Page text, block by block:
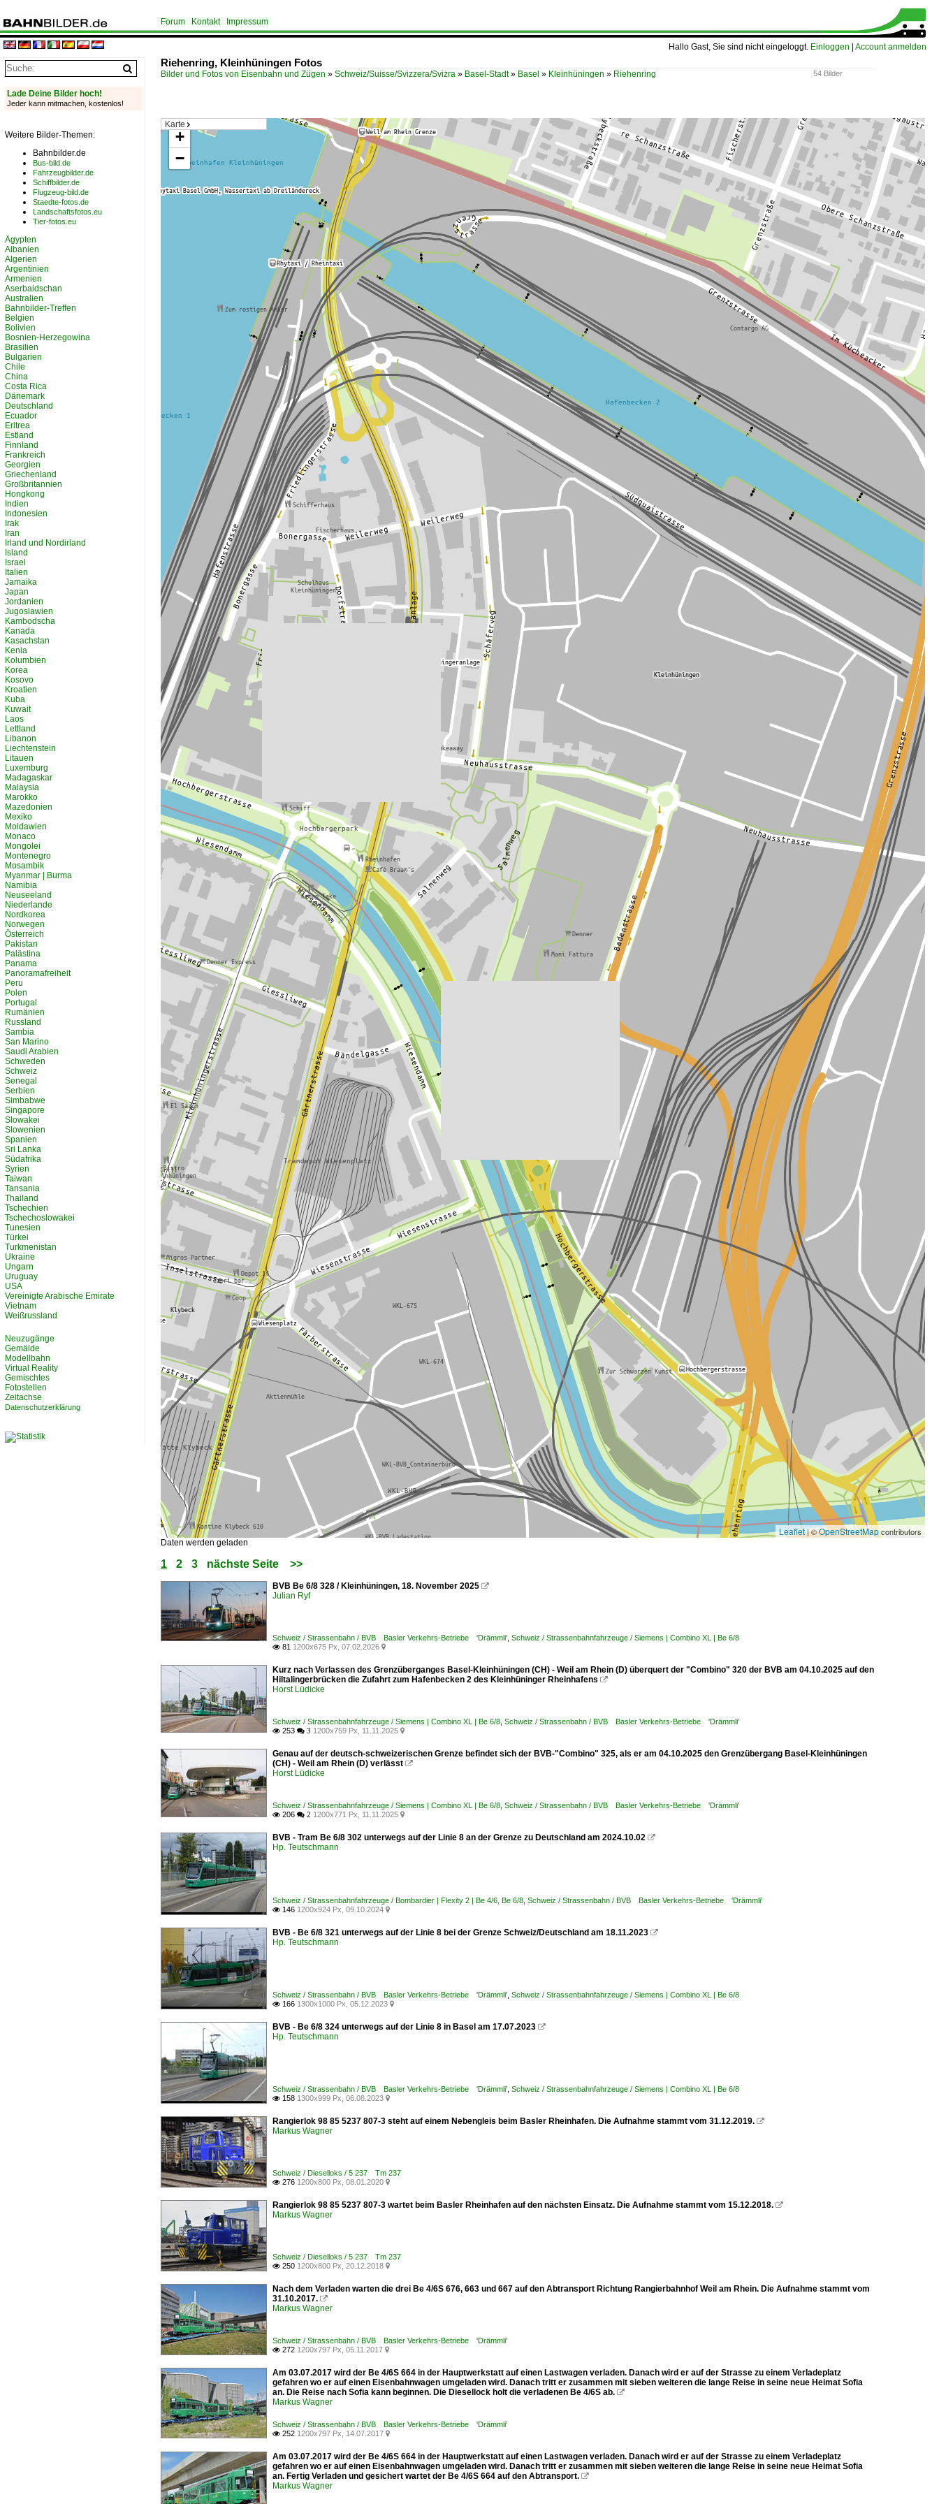
Hallo Gast, Sie sind nicht eingeloggt. Einloggen Account anmelden
Forum Kontakt Impressum
Riehenring, Kleinhüningen Fotos
54 Bilder
Bilder und Fotos von Eisenbahn und Zügen » Schweiz/Suisse/Svizzera/Svizra » Basel-Stadt» Basel » Kleinhüningen » Riehenring
Karte
+
−
Leaflet| ©OpenStreetMapcontributors
Daten werden geladen
1 2 3 nächste Seite >>
BVB Be 6/8 328 / Kleinhüningen, 18. November 2025 
Julian Ryf
Schweiz / Strassenbahn / BVB Basler Verkehrs-Betriebe 'Drämmli' Schweiz / Strassenbahnfahrzeuge / Siemens | Combino XL | Be 6/8
 81 1200x675 Px, 07.02.2026 
Kurz nach Verlassen des Grenzüberganges Basel-Kleinhüningen (CH) - Weil am Rhein (D) überquert der "Combino" 320 der BVB am 04.10.2025 auf den
Hiltalingerbrücken die Zufahrt zum Hafenbecken 2 des Kleinhüninger Rheinhafens 
Horst Lüdicke
Schweiz / Strassenbahnfahrzeuge / Siemens | Combino XL | Be 6/8 Schweiz / Strassenbahn / BVB Basler Verkehrs-Betriebe 'Drämmli'
 253  3 1200x759 Px, 11.11.2025 
Genau auf der deutsch-schweizerischen Grenze befindet sich der BVB-"Combino" 325, als er am 04.10.2025 den Grenzübergang Basel-Kleinhüningen
(CH) - Weil am Rhein (D) verlässt 
Horst Lüdicke
Schweiz / Strassenbahnfahrzeuge / Siemens | Combino XL | Be 6/8 Schweiz / Strassenbahn / BVB Basler Verkehrs-Betriebe 'Drämmli'
 206  2 1200x771 Px, 11.11.2025 
BVB - Tram Be 6/8 302 unterwegs auf der Linie 8 an der Grenze zu Deutschland am 2024.10.02 
Hp. Teutschmann
Schweiz / Strassenbahnfahrzeuge / Bombardier | Flexity 2 | Be 4/6, Be 6/8 Schweiz / Strassenbahn / BVB Basler Verkehrs-Betriebe 'Drämmli'
 146 1200x924 Px, 09.10.2024 
BVB - Be 6/8 321 unterwegs auf der Linie 8 bei der Grenze Schweiz/Deutschland am 18.11.2023 
Hp. Teutschmann
Schweiz / Strassenbahn / BVB Basler Verkehrs-Betriebe 'Drämmli' Schweiz / Strassenbahnfahrzeuge / Siemens | Combino XL | Be 6/8
 166 1300x1000 Px, 05.12.2023 
BVB - Be 6/8 324 unterwegs auf der Linie 8 in Basel am 17.07.2023 
Hp. Teutschmann
Schweiz / Strassenbahn / BVB Basler Verkehrs-Betriebe 'Drämmli' Schweiz / Strassenbahnfahrzeuge / Siemens | Combino XL | Be 6/8
 158 1300x999 Px, 06.08.2023 
Rangierlok 98 85 5237 807-3 steht auf einem Nebengleis beim Basler Rheinhafen. Die Aufnahme stammt vom 31.12.2019. 
Markus Wagner
Schweiz / Dieselloks / 5 237 Tm 237
 276 1200x800 Px, 08.01.2020 
Rangierlok 98 85 5237 807-3 wartet beim Basler Rheinhafen auf den nächsten Einsatz. Die Aufnahme stammt vom 15.12.2018. 
Markus Wagner
Schweiz / Dieselloks / 5 237 Tm 237
 250 1200x800 Px, 20.12.2018 
Nach dem Verladen warten die drei Be 4/6S 676, 663 und 667 auf den Abtransport Richtung Rangierbahnhof Weil am Rhein. Die Aufnahme stammt vom
31.10.2017. 
Markus Wagner
Schweiz / Strassenbahn / BVB Basler Verkehrs-Betriebe 'Drämmli'
 272 1200x797 Px, 05.11.2017 
Am 03.07.2017 wird der Be 4/6S 664 in der Hauptwerkstatt auf einen Lastwagen verladen. Danach wird er auf der Strasse zu einem Verladeplatz
gefahren wo er auf einen Eisenbahnwagen umgeladen wird. Danach tritt er zusammen mit sieben weiteren die lange Reise in seine neue Heimat Sofia
an. Die Reise nach Sofia kann beginnen. Die Diesellock holt die verladenen Be 4/6S ab. 
Markus Wagner
Schweiz / Strassenbahn / BVB Basler Verkehrs-Betriebe 'Drämmli'
 252 1200x797 Px, 14.07.2017 
Am 03.07.2017 wird der Be 4/6S 664 in der Hauptwerkstatt auf einen Lastwagen verladen. Danach wird er auf der Strasse zu einem Verladeplatz
gefahren wo er auf einen Eisenbahnwagen umgeladen wird. Danach tritt er zusammen mit sieben weiteren die lange Reise in seine neue Heimat Sofia
an. Fertig Verladen und gesichert wartet der Be 4/6S 664 auf den Abtransport. 
Markus Wagner
Lade Deine Bilder hoch!
Jeder kann mitmachen, kostenlos!
Weitere Bilder-Themen:
Bahnbilder.de
Bus-bild.de
Fahrzeugbilder.de
Schiffbilder.de
Flugzeug-bild.de
Staedte-fotos.de
Landschaftsfotos.eu
Tier-fotos.eu
Ägypten
Albanien
Algerien
Argentinien
Armenien
Aserbaidschan
Australien
Bahnbilder-Treffen
Belgien
Bolivien
Bosnien-Herzegowina
Brasilien
Bulgarien
Chile
China
Costa Rica
Dänemark
Deutschland
Ecuador
Eritrea
Estland
Finnland
Frankreich
Georgien
Griechenland
Großbritannien
Hongkong
Indien
Indonesien
Irak
Iran
Irland und Nordirland
Island
Israel
Italien
Jamaika
Japan
Jordanien
Jugoslawien
Kambodscha
Kanada
Kasachstan
Kenia
Kolumbien
Korea
Kosovo
Kroatien
Kuba
Kuwait
Laos
Lettland
Libanon
Liechtenstein
Litauen
Luxemburg
Madagaskar
Malaysia
Marokko
Mazedonien
Mexiko
Moldawien
Monaco
Mongolei
Montenegro
Mosambik
Myanmar | Burma
Namibia
Neuseeland
Niederlande
Nordkorea
Norwegen
Österreich
Pakistan
Palästina
Panama
Panoramafreiheit
Peru
Polen
Portugal
Rumänien
Russland
Sambia
San Marino
Saudi Arabien
Schweden
Schweiz
Senegal
Serbien
Simbabwe
Singapore
Slowakei
Slowenien
Spanien
Sri Lanka
Südafrika
Syrien
Taiwan
Tansania
Thailand
Tschechien
Tschechoslowakei
Tunesien
Türkei
Turkmenistan
Ukraine
Ungarn
Uruguay
USA
Vereinigte Arabische Emirate
Vietnam
Weißrussland
Neuzugänge
Gemälde
Modellbahn
Virtual Reality
Gemischtes
Fotostellen
Zeitachse
Datenschutzerklärung